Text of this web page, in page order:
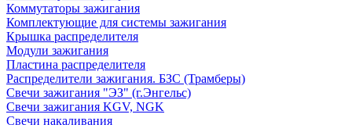
Коммутаторы зажигания
Комплектующие для системы зажигания
Крышка распределителя
Модули зажигания
Пластина распределителя
Распределители зажигания. БЗС (Трамберы)
Свечи зажигания "ЭЗ" (г.Энгельс)
Свечи зажигания KGV, NGK
Свечи накаливания